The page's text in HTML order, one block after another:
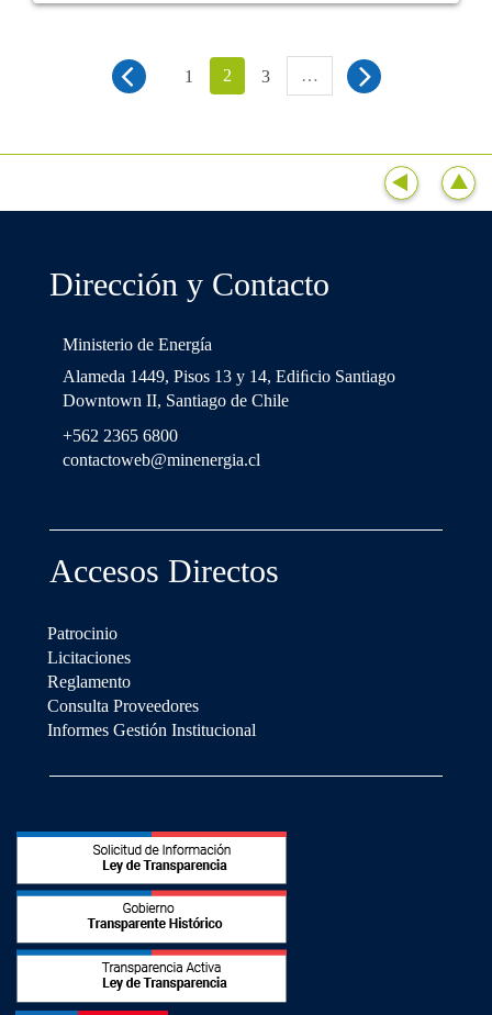
1 2 3 …
Dirección y Contacto
Ministerio de Energía
Alameda 1449, Pisos 13 y 14, Ediﬁcio Santiago
Downtown II, Santiago de Chile
+562 2365 6800
contactoweb@minenergia.cl
Accesos Directos
Patrocinio
Licitaciones
Reglamento
Consulta Proveedores
Informes Gestión Institucional